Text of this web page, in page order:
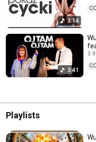
3:14
3:41
Playlists